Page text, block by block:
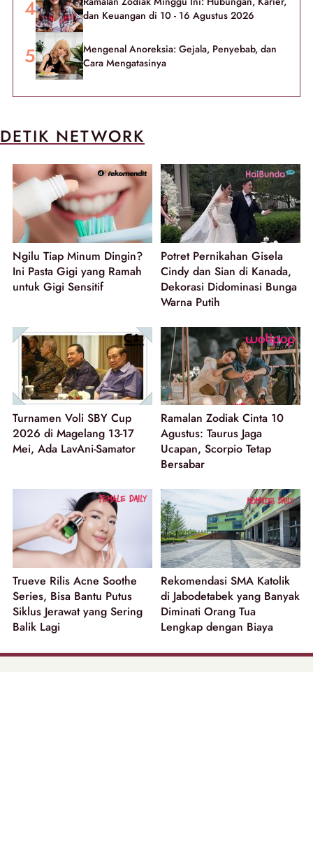
dan Keuangan di 10 - 16 Agustus 2026
Mengenal Anoreksia: Gejala, Penyebab, dan
Cara Mengatasinya
DETIK NETWORK
Ngilu Tiap Minum Dingin?
Ini Pasta Gigi yang Ramah
untuk Gigi Sensitif
Potret Pernikahan Gisela
Cindy dan Sian di Kanada,
Dekorasi Didominasi Bunga
Warna Putih
Turnamen Voli SBY Cup
2026 di Magelang 13-17
Mei, Ada LavAni-Samator
Ramalan Zodiak Cinta 10
Agustus: Taurus Jaga
Ucapan, Scorpio Tetap
Bersabar
Trueve Rilis Acne Soothe
Series, Bisa Bantu Putus
Siklus Jerawat yang Sering
Balik Lagi
Rekomendasi SMA Katolik
di Jabodetabek yang Banyak
Diminati Orang Tua
Lengkap dengan Biaya